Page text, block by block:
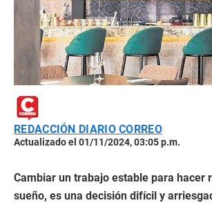
REDACCIÓN DIARIO CORREO
Actualizado el 01/11/2024, 03:05 p.m.
Cambiar un trabajo estable para hacer
sueño, es una decisión difícil y